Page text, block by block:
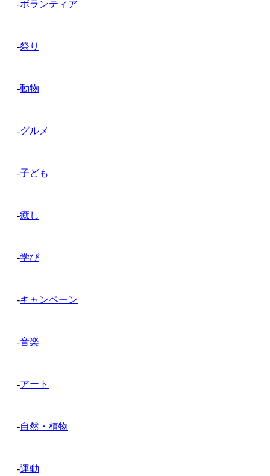
-ボランティア
-祭り
-動物
-グルメ
-子ども
-癒し
-学び
-キャンペーン
-音楽
-アート
-自然・植物
-運動